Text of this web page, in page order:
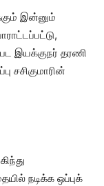
இன்னும்
இயக்குநர் தரணி
சசிகுமாரின்
நடிக்க ஒப்புக்